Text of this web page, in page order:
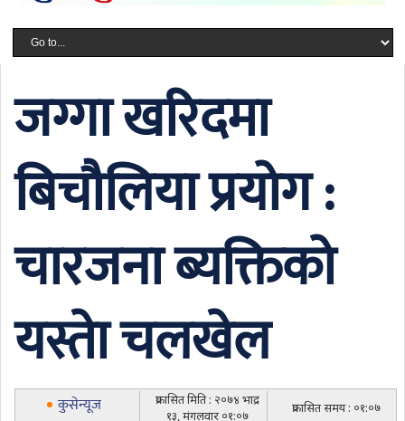
जग्गा खरिदमा
बिचौलिया प्रयोग :
चारजना ब्यक्तिको
यस्ताे चलखेल
कुसेन्यूज
प्रकासित मिति : २०७४ भाद्र
१३, मंगलवार ०१:०७
प्रकासित समय : ०१:०७